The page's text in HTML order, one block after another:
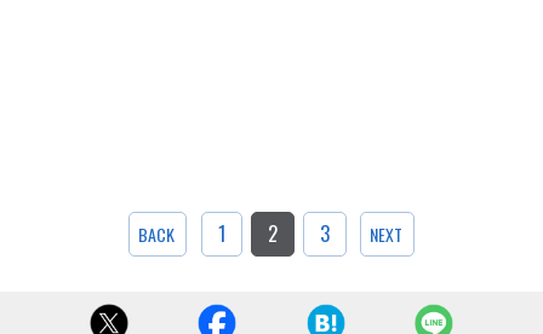
BACK 1 2 3 NEXT